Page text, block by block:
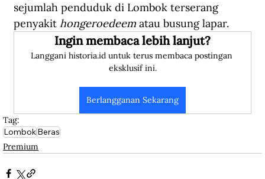
sejumlah penduduk di Lombok terserang
penyakit hongeroedeem atau busung lapar.
Ingin membaca lebih lanjut?
Langgani historia.id untuk terus membaca postingan
eksklusif ini.
Berlangganan Sekarang
Tag:
LombokBeras
Premium